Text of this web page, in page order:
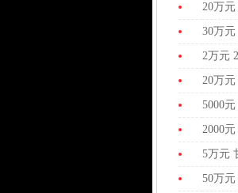
20万
30万
2万元
20万
5000
2000
5万元
50万